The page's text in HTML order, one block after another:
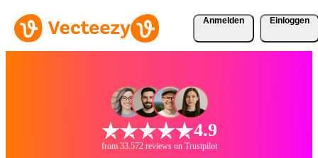
Anmelden Einloggen
4.9
from 33.572 reviews on Trustpilot